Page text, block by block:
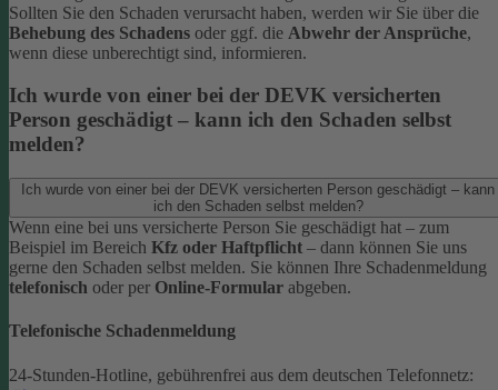
Sollten Sie den Schaden verursacht haben, werden wir Sie über die
Behebung des Schadens oder ggf. die Abwehr der Ansprüche,
wenn diese unberechtigt sind, informieren.
Ich wurde von einer bei der DEVK versicherten
Person geschädigt – kann ich den Schaden selbst
melden?
Ich wurde von einer bei der DEVK versicherten Person geschädigt – kann
ich den Schaden selbst melden?
Wenn eine bei uns versicherte Person Sie geschädigt hat – zum
Beispiel im Bereich Kfz oder Haftpflicht – dann können Sie uns
gerne den Schaden selbst melden. Sie können Ihre Schadenmeldung
telefonisch oder per Online-Formular abgeben.
Telefonische Schadenmeldung
24-Stunden-Hotline, gebührenfrei aus dem deutschen Telefonnetz: